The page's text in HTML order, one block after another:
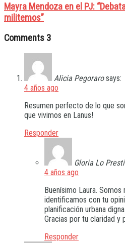
Mayra Mendoza en el PJ:
militemos”
Comments 3
Alicia Pegoraro says:
4 años ago
Resumen perfecto de lo que
que vivimos en Lanus!
Responder
Gloria Lo Presti
4 años ago
Buenísimo Laura.
identificamos con tu
planificación urbana
Gracias por tu claridad y
Responder